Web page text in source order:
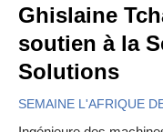
Ghislaine
soutien à la
Solutions
SEMAINE L'AFRIQUE